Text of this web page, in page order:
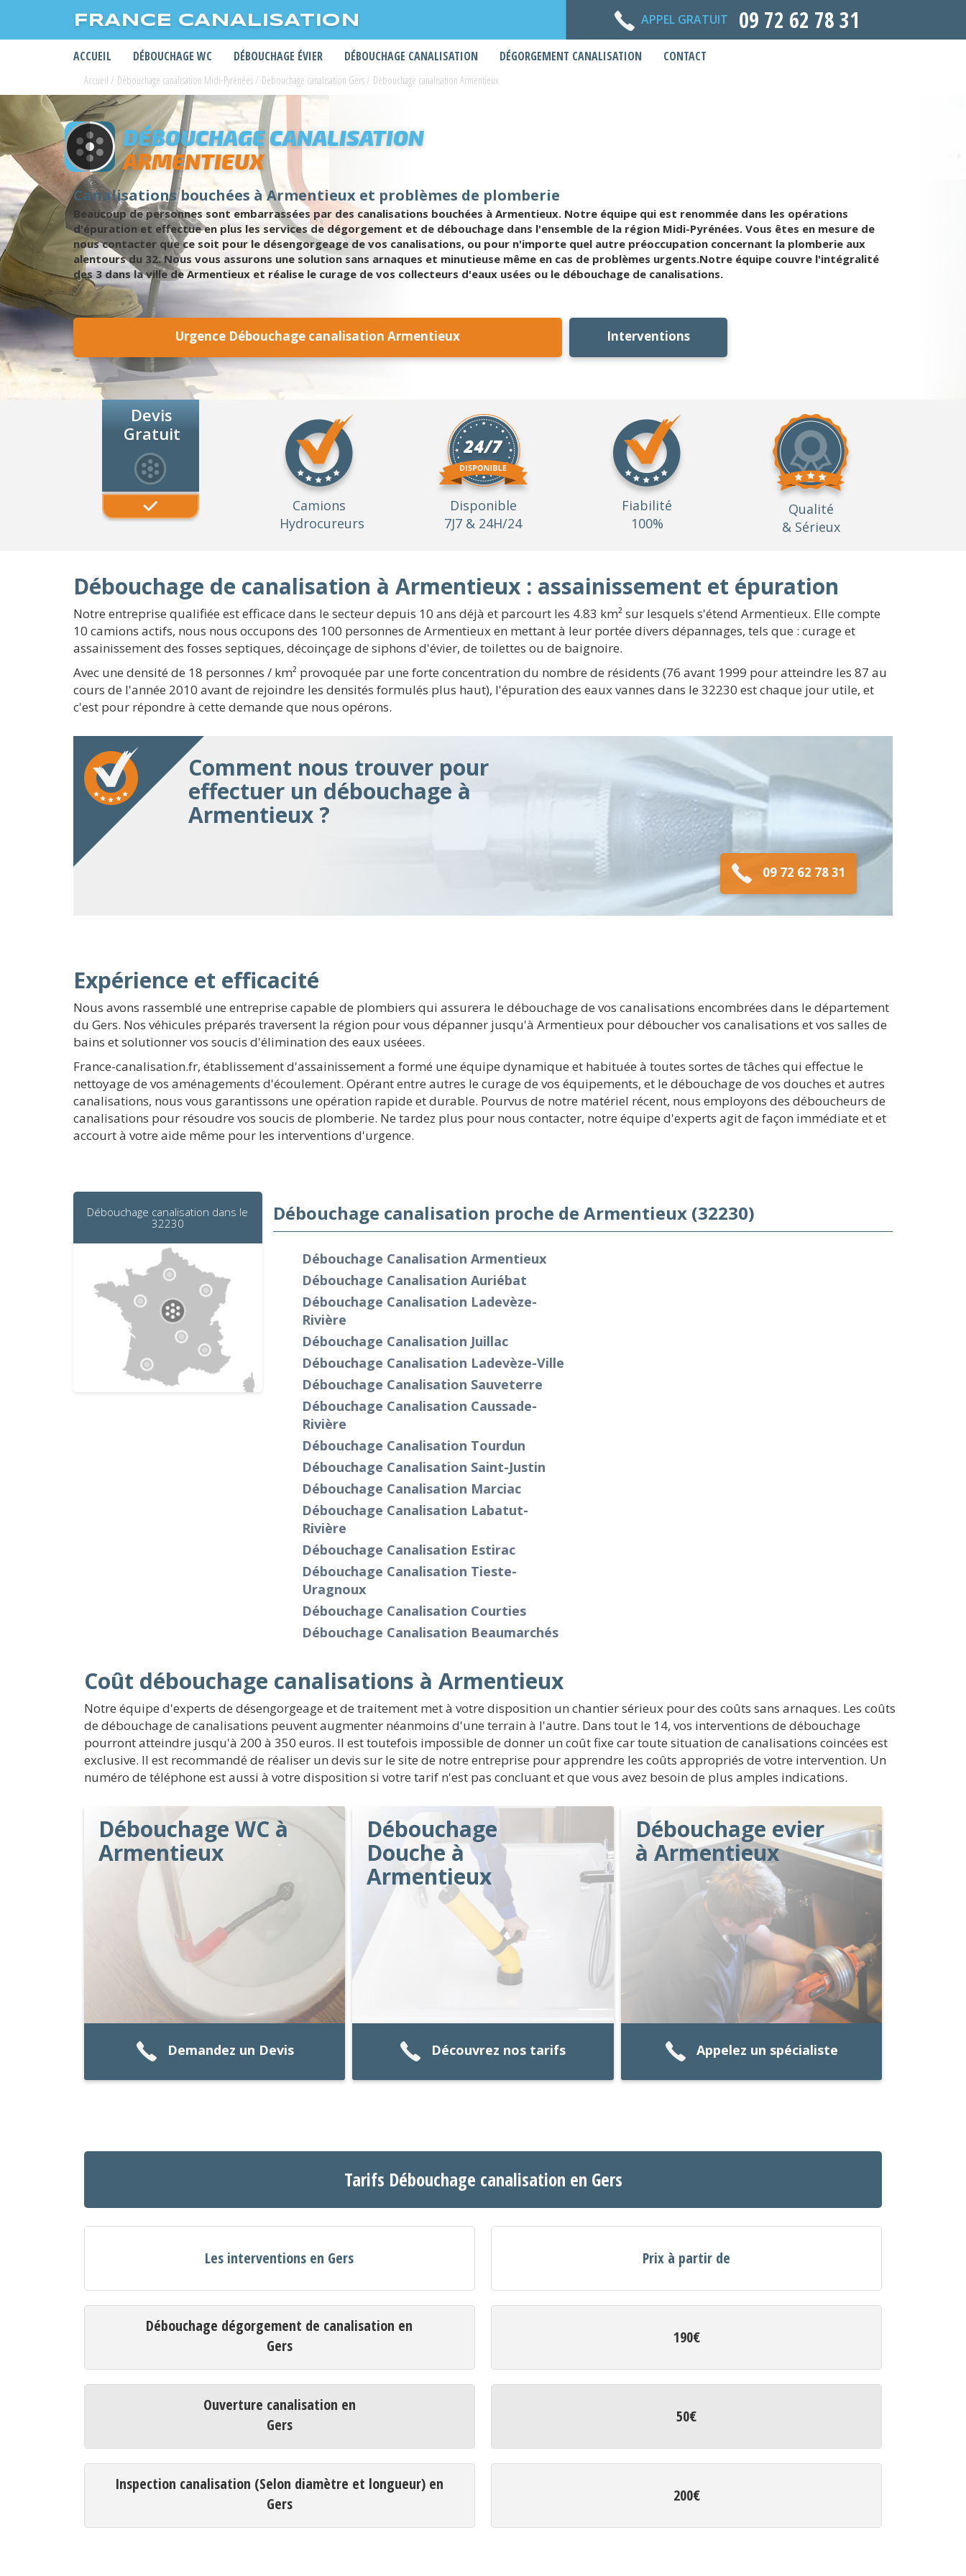
FRANCE CANALISATION APPEL GRATUIT 09 72 62 78 31
ACCUEIL DÉBOUCHAGE WC DÉBOUCHAGE ÉVIER DÉBOUCHAGE CANALISATION DÉGORGEMENT CANALISATION CONTACT
Accueil / Débouchage canalisation Midi-Pyrénées/ Débouchage canalisation Gers/ Débouchage canalisation Armentieux
DÉBOUCHAGE CANALISATION
ARMENTIEUX
Canalisations bouchées à Armentieux et problèmes de plomberie
Beaucoup de personnes sont embarrassées par des canalisations bouchées à Armentieux. Notre équipe qui est renommée dans les opérations
d'épuration et effectue en plus les services de dégorgement et de débouchage dans l'ensemble de la région Midi-Pyrénées. Vous êtes en mesure de
nous contacter que ce soit pour le désengorgeage de vos canalisations, ou pour n'importe quel autre préoccupation concernant la plomberie aux
alentours du 32. Nous vous assurons une solution sans arnaques et minutieuse même en cas de problèmes urgents.Notre équipe couvre l'intégralité
des 3 dans la ville de Armentieux et réalise le curage de vos collecteurs d'eaux usées ou le débouchage de canalisations.
Urgence Débouchage canalisation Armentieux Interventions
Devis
Gratuit
Camions
Hydrocureurs
Disponible
7J7 & 24H/24
Fiabilité
100%
Qualité
& Sérieux
Débouchage de canalisation à Armentieux : assainissement et épuration
Notre entreprise qualifiée est efficace dans le secteur depuis 10 ans déjà et parcourt les 4.83 km² sur lesquels s'étend Armentieux. Elle compte
10 camions actifs, nous nous occupons des 100 personnes de Armentieux en mettant à leur portée divers dépannages, tels que : curage et
assainissement des fosses septiques, décoinçage de siphons d'évier, de toilettes ou de baignoire.
Avec une densité de 18 personnes / km² provoquée par une forte concentration du nombre de résidents (76 avant 1999 pour atteindre les 87 au
cours de l'année 2010 avant de rejoindre les densités formulés plus haut), l'épuration des eaux vannes dans le 32230 est chaque jour utile, et
c'est pour répondre à cette demande que nous opérons.
Comment nous trouver pour
effectuer un débouchage à
Armentieux ?
09 72 62 78 31
Expérience et efficacité
Nous avons rassemblé une entreprise capable de plombiers qui assurera le débouchage de vos canalisations encombrées dans le département
du Gers. Nos véhicules préparés traversent la région pour vous dépanner jusqu'à Armentieux pour déboucher vos canalisations et vos salles de
bains et solutionner vos soucis d'élimination des eaux uséees.
France-canalisation.fr, établissement d'assainissement a formé une équipe dynamique et habituée à toutes sortes de tâches qui effectue le
nettoyage de vos aménagements d'écoulement. Opérant entre autres le curage de vos équipements, et le débouchage de vos douches et autres
canalisations, nous vous garantissons une opération rapide et durable. Pourvus de notre matériel récent, nous employons des déboucheurs de
canalisations pour résoudre vos soucis de plomberie. Ne tardez plus pour nous contacter, notre équipe d'experts agit de façon immédiate et et
accourt à votre aide même pour les interventions d'urgence.
Débouchage canalisation dans le
32230
Débouchage canalisation proche de Armentieux (32230)
Débouchage Canalisation Armentieux
Débouchage Canalisation Auriébat
Débouchage Canalisation Ladevèze-
Rivière
Débouchage Canalisation Juillac
Débouchage Canalisation Ladevèze-Ville
Débouchage Canalisation Sauveterre
Débouchage Canalisation Caussade-
Rivière
Débouchage Canalisation Tourdun
Débouchage Canalisation Saint-Justin
Débouchage Canalisation Marciac
Débouchage Canalisation Labatut-
Rivière
Débouchage Canalisation Estirac
Débouchage Canalisation Tieste-
Uragnoux
Débouchage Canalisation Courties
Débouchage Canalisation Beaumarchés
Coût débouchage canalisations à Armentieux
Notre équipe d'experts de désengorgeage et de traitement met à votre disposition un chantier sérieux pour des coûts sans arnaques. Les coûts
de débouchage de canalisations peuvent augmenter néanmoins d'une terrain à l'autre. Dans tout le 14, vos interventions de débouchage
pourront atteindre jusqu'à 200 à 350 euros. Il est toutefois impossible de donner un coût fixe car toute situation de canalisations coincées est
exclusive. Il est recommandé de réaliser un devis sur le site de notre entreprise pour apprendre les coûts appropriés de votre intervention. Un
numéro de téléphone est aussi à votre disposition si votre tarif n'est pas concluant et que vous avez besoin de plus amples indications.
Débouchage WC à
Armentieux
Demandez un Devis
Débouchage
Douche à
Armentieux
Découvrez nos tarifs
Débouchage evier
à Armentieux
Appelez un spécialiste
Tarifs Débouchage canalisation en Gers
Les interventions en Gers Prix à partir de
Débouchage dégorgement de canalisation en
Gers
190€
Ouverture canalisation en
Gers
50€
Inspection canalisation (Selon diamètre et longueur) en
Gers
200€